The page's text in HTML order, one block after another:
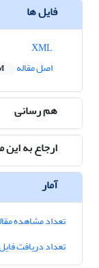
فایل ها
اصل مقاله
هم رسانی
ارجاع به این
آمار
تعداد مشاهده
تعداد دریافت